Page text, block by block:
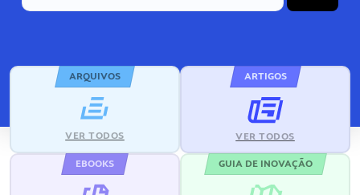
ARQUIVOS
VER TODOS
ARTIGOS
VER TODOS
EBOOKS GUIA DE INOVAÇÃO